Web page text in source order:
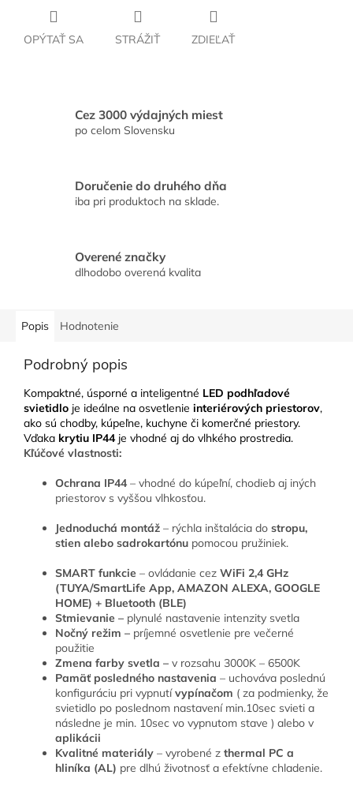
OPÝTAŤ SA STRÁŽIŤ ZDIEĽAŤ
Cez 3000 výdajných miest
po celom Slovensku
Doručenie do druhého dňa
iba pri produktoch na sklade.
Overené značky
dlhodobo overená kvalita
Popis Hodnotenie
Podrobný popis
Kompaktné, úsporné a inteligentné LED podhľadové
svietidlo je ideálne na osvetlenie interiérových priestorov,
ako sú chodby, kúpeľne, kuchyne či komerčné priestory.
Vďaka krytiu IP44je vhodné aj do vlhkého prostredia.
Kľúčové vlastnosti:
Ochrana IP44– vhodné do kúpeľní, chodieb aj iných
priestorov s vyššou vlhkosťou.
Jednoduchá montáž – rýchla inštalácia do stropu,
stien alebo sadrokartónu pomocou pružiniek.
SMART funkcie – ovládanie cez WiFi 2,4 GHz
(TUYA/SmartLife App, AMAZON ALEXA, GOOGLE
HOME) + Bluetooth (BLE)
Stmievanie – plynulé nastavenie intenzity svetla
Nočný režim – príjemné osvetlenie pre večerné
použitie
Zmena farby svetla – v rozsahu 3000K – 6500K
Pamäť posledného nastavenia – uchováva poslednú
konfiguráciu pri vypnutívypínačom ( za podmienky, že
svietidlo po poslednom nastavení min.10sec svieti a
následne je min. 10sec vo vypnutom stave ) alebo v
aplikácii
Kvalitné materiály – vyrobené z thermal PC a
hliníka (AL) pre dlhú životnosť a efektívne chladenie.